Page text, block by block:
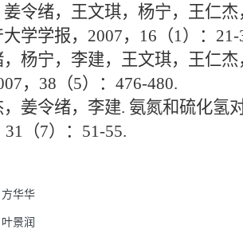
姜令绪，王文琪，杨宁，王仁
学学报，2007，16（1）：21-
，杨宁，李建，王文琪，王仁
，38（5）：476-480.
，姜令绪，李建. 氨氮和硫化氢
31（7）：51-55.
方华华
叶景润